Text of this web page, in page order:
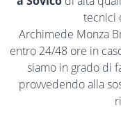
tecnici
Archimede Monza
entro 24/48 ore in
siamo in grado di
provvedendo alla